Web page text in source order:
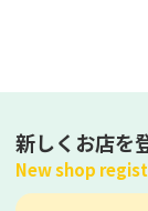
新しくお店を
New shop